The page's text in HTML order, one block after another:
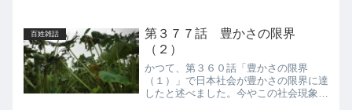
雑貨屋の甘いお菓子など数...
百姓雑話
第３７７話 豊かさの限界
（２）
かつて、第３６０話「豊かさの限界
（１）」で日本社会が豊かさの限界に達
したと述べました。今やこの社会現象が